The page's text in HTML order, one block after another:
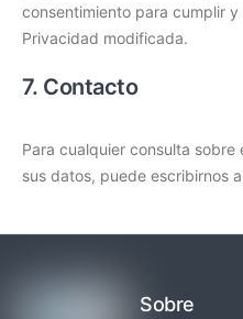
consentimiento para cumplir
Privacidad modificada.
7. Contacto
Para cualquier consulta
sus datos, puede escribirnos a
Sobre